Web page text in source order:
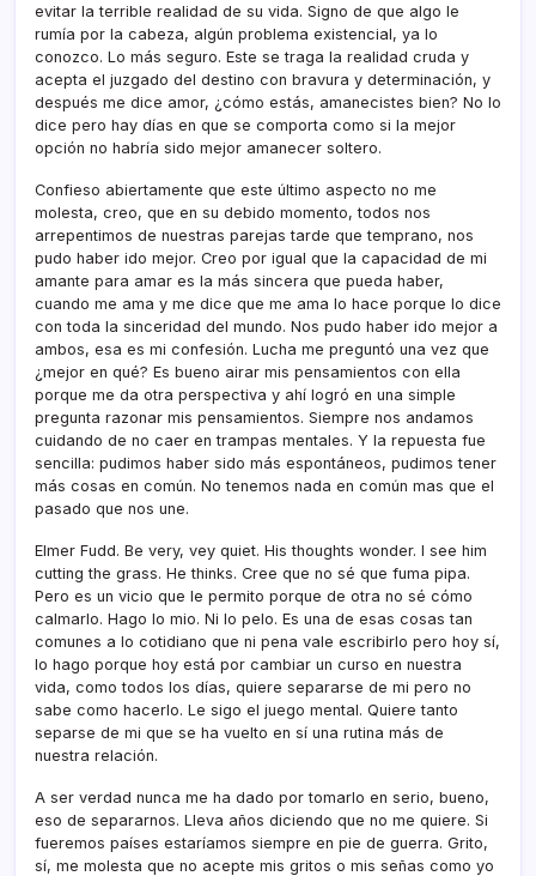
evitar la terrible realidad de su vida. Signo de que algo le
rumí­a por la cabeza, algún problema existencial, ya lo
conozco. Lo más seguro. Este se traga la realidad cruda y
acepta el juzgado del destino con bravura y determinación, y
después me dice amor, ¿cómo estás, amanecistes bien? No lo
dice pero hay dí­as en que se comporta como si la mejor
opción no habrí­a sido mejor amanecer soltero.
Confieso abiertamente que este último aspecto no me
molesta, creo, que en su debido momento, todos nos
arrepentimos de nuestras parejas tarde que temprano, nos
pudo haber ido mejor. Creo por igual que la capacidad de mi
amante para amar es la más sincera que pueda haber,
cuando me ama y me dice que me ama lo hace porque lo dice
con toda la sinceridad del mundo. Nos pudo haber ido mejor a
ambos, esa es mi confesión. Lucha me preguntó una vez que
¿mejor en qué? Es bueno airar mis pensamientos con ella
porque me da otra perspectiva y ahí­ logró en una simple
pregunta razonar mis pensamientos. Siempre nos andamos
cuidando de no caer en trampas mentales. Y la repuesta fue
sencilla: pudimos haber sido más espontáneos, pudimos tener
más cosas en común. No tenemos nada en común mas que el
pasado que nos une.
Elmer Fudd. Be very, vey quiet. His thoughts wonder. I see him
cutting the grass. He thinks. Cree que no sé que fuma pipa.
Pero es un vicio que le permito porque de otra no sé cómo
calmarlo. Hago lo mio. Ni lo pelo. Es una de esas cosas tan
comunes a lo cotidiano que ni pena vale escribirlo pero hoy sí­,
lo hago porque hoy está por cambiar un curso en nuestra
vida, como todos los dí­as, quiere separarse de mi pero no
sabe como hacerlo. Le sigo el juego mental. Quiere tanto
separse de mi que se ha vuelto en sí­ una rutina más de
nuestra relación.
A ser verdad nunca me ha dado por tomarlo en serio, bueno,
eso de separarnos. Lleva años diciendo que no me quiere. Si
fueremos paí­ses estarí­amos siempre en pie de guerra. Grito,
sí­, me molesta que no acepte mis gritos o mis señas como yo